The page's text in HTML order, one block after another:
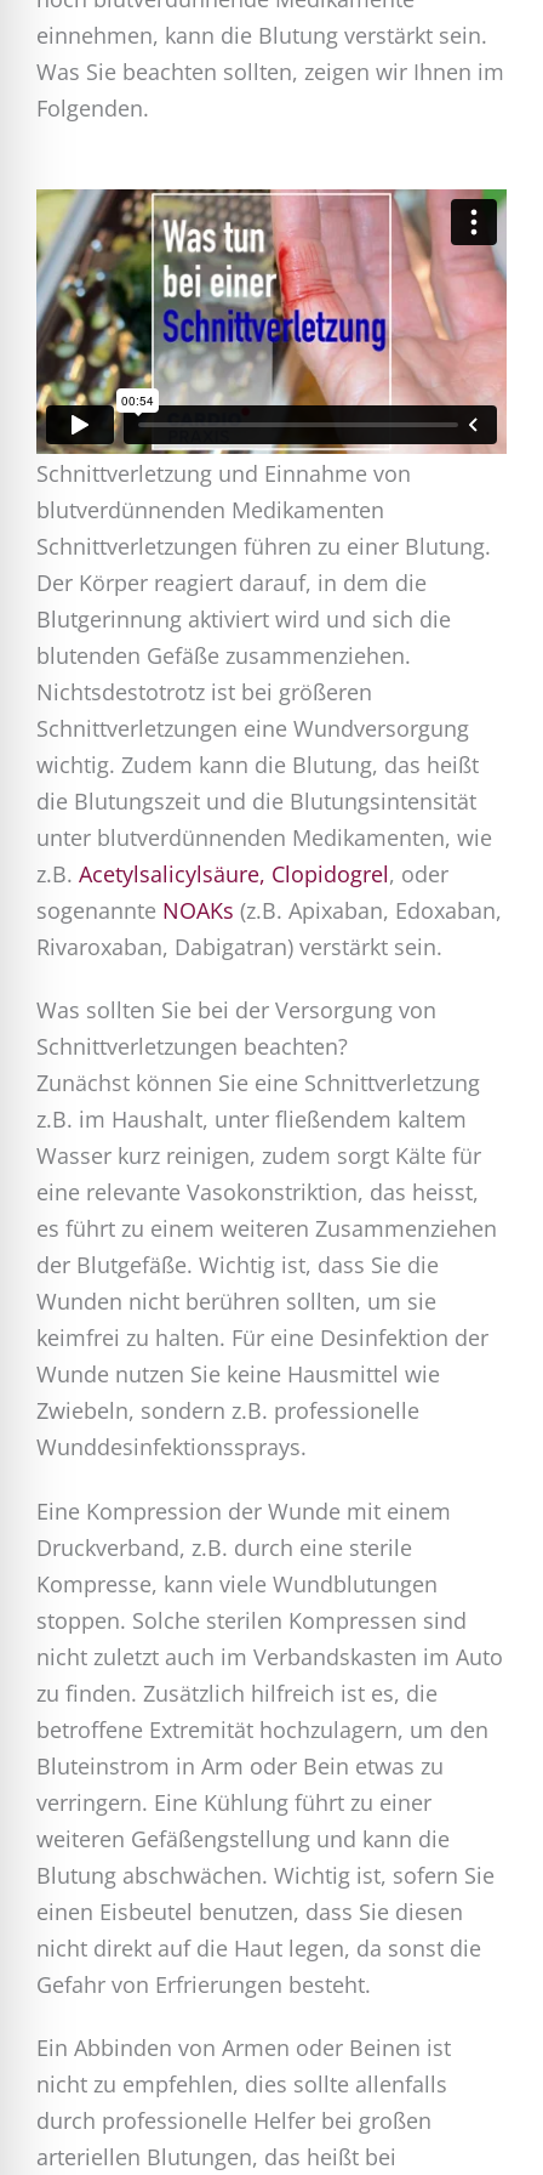
einnehmen, kann die Blutung verstärkt sein.
Was Sie beachten sollten, zeigen wir Ihnen im
Folgenden.
Schnittverletzung und Einnahme von
blutverdünnenden Medikamenten
Schnittverletzungen führen zu einer Blutung.
Der Körper reagiert darauf, in dem die
Blutgerinnung aktiviert wird und sich die
blutenden Gefäße zusammenziehen.
Nichtsdestotrotz ist bei größeren
Schnittverletzungen eine Wundversorgung
wichtig. Zudem kann die Blutung, das heißt
die Blutungszeit und die Blutungsintensität
unter blutverdünnenden Medikamenten, wie
z.B. Acetylsalicylsäure, Clopidogrel, oder
sogenannte NOAKs (z.B. Apixaban, Edoxaban,
Rivaroxaban, Dabigatran) verstärkt sein.
Was sollten Sie bei der Versorgung von
Schnittverletzungen beachten?
Zunächst können Sie eine Schnittverletzung
z.B. im Haushalt, unter fließendem kaltem
Wasser kurz reinigen, zudem sorgt Kälte für
eine relevante Vasokonstriktion, das heisst,
es führt zu einem weiteren Zusammenziehen
der Blutgefäße. Wichtig ist, dass Sie die
Wunden nicht berühren sollten, um sie
keimfrei zu halten. Für eine Desinfektion der
Wunde nutzen Sie keine Hausmittel wie
Zwiebeln, sondern z.B. professionelle
Wunddesinfektionssprays.
Eine Kompression der Wunde mit einem
Druckverband, z.B. durch eine sterile
Kompresse, kann viele Wundblutungen
stoppen. Solche sterilen Kompressen sind
nicht zuletzt auch im Verbandskasten im Auto
zu finden. Zusätzlich hilfreich ist es, die
betroffene Extremität hochzulagern, um den
Bluteinstrom in Arm oder Bein etwas zu
verringern. Eine Kühlung führt zu einer
weiteren Gefäßengstellung und kann die
Blutung abschwächen. Wichtig ist, sofern Sie
einen Eisbeutel benutzen, dass Sie diesen
nicht direkt auf die Haut legen, da sonst die
Gefahr von Erfrierungen besteht.
Ein Abbinden von Armen oder Beinen ist
nicht zu empfehlen, dies sollte allenfalls
durch professionelle Helfer bei großen
arteriellen Blutungen, das heißt bei